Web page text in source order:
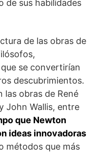
de sus habilidades
de las obras de
se convertirían
descubrimientos.
las obras de René
John Wallis, entre
que Newton
ideas innovadoras
métodos que más